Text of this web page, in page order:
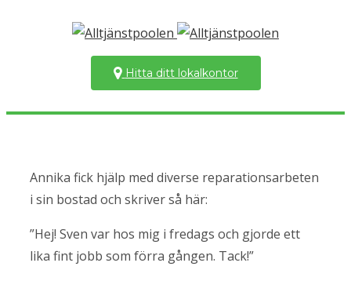
Hitta ditt lokalkontor
Annika fick hjälp med diverse reparationsarbeten
i sin bostad och skriver så här:
”Hej! Sven var hos mig i fredags och gjorde ett
lika fint jobb som förra gången. Tack!”